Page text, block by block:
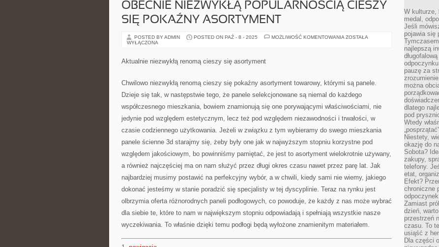
OBECNIE NIEZWYKŁĄ POPULARNOŚCIĄ CIESZY
SIĘ POKAŹNY ASORTYMENT
POSTED BY ADMIN POSTED ON PAŹ - 8 - 2025 MOŻLIWOŚĆ KOMENTOWANIA OBECNIE
ZOSTAŁA
WYŁĄCZONA
Aktualnie niezwykłą renomą cieszy się asortyment
Chwilowo niezwykłą renomą cieszy się pokaźny asortyment towarowy, którymi są panele.
Dzieje się tak, w następstwie tego, że panele selekcjonowane są niemal do każdego
współczesnego mieszkania, bowiem znamionują się one porywającymi właściwościami, nie
jedynie pod względem estetycznym, lecz też pod względem niezawodności i trwałości, w
czasie codziennego użytkowania. Jeżeli w związku z tym wybieramy do swego mieszkania
panele ścienne 3d starajmy się, żeby były one jak w najwyższym stopniu korzystne pod
względem jakościowym, bo powinniśmy pamiętać, że jest to asortyment wielokrotnie używany,
a również najczęściej ma on nam służyć przez długi okres czasu nawet przez parę lat. Jak
najbardziej musimy postawić na perfekcyjny wybór, a w chwili, kiedy sami nie wiemy, jakiego
dokonać jesteśmy w stanie poradzić się specjalisty w tej dyscyplinie. Teraz na rynku jest
olbrzymia oferta różnorodnych paneli podłogowych, co powoduje, że każdy z nas może wybrać
dla siebie te, które to nam w największym stopniu odpowiadają i spełniają wszystkie nasze
wyczekiwania. To właśnie dzięki temu podłogi będą wyłożone znamienitym materiałem.
W kulturze,
medal,
Jeśli
pojawia się
najlepszą
pauzę za
można
dlatego
pod
Wtedy
Niestety,
okazję do
Sobota?
zakupy,
telefony.
etat,
Efekt?
chroniczne
Zamiast
dzień,
przestrzeń
czasu. To
usiąść z
Dla części